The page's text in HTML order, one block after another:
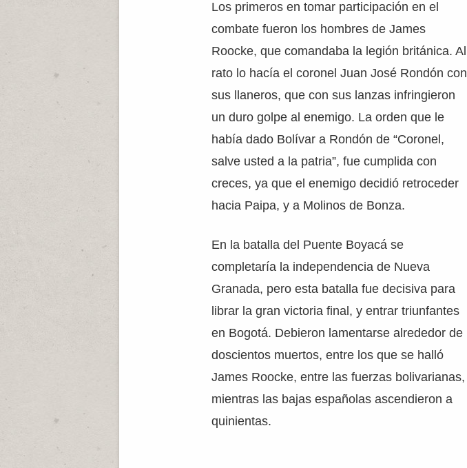
Los primeros en tomar participación en el
combate fueron los hombres de James
Roocke, que comandaba la legión británica. Al
rato lo hacía el coronel Juan José Rondón con
sus llaneros, que con sus lanzas infringieron
un duro golpe al enemigo. La orden que le
había dado Bolívar a Rondón de “Coronel,
salve usted a la patria”, fue cumplida con
creces, ya que el enemigo decidió retroceder
hacia Paipa, y a Molinos de Bonza.
En la batalla del Puente Boyacá se
completaría la independencia de Nueva
Granada, pero esta batalla fue decisiva para
librar la gran victoria final, y entrar triunfantes
en Bogotá. Debieron lamentarse alrededor de
doscientos muertos, entre los que se halló
James Roocke, entre las fuerzas bolivarianas,
mientras las bajas españolas ascendieron a
quinientas.